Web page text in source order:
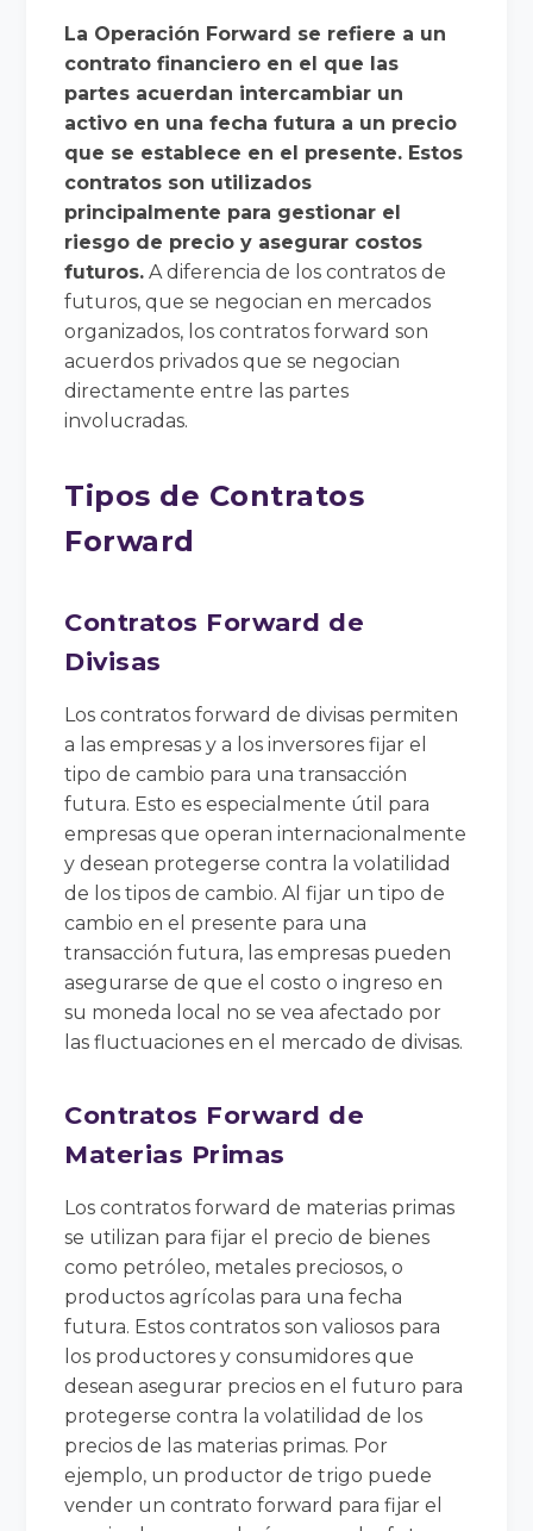
La Operación Forward se refiere a un
contrato financiero en el que las
partes acuerdan intercambiar un
activo en una fecha futura a un precio
que se establece en el presente. Estos
contratos son utilizados
principalmente para gestionar el
riesgo de precio y asegurar costos
futuros. A diferencia de los contratos de
futuros, que se negocian en mercados
organizados, los contratos forward son
acuerdos privados que se negocian
directamente entre las partes
involucradas.
Tipos de Contratos
Forward
Contratos Forward de
Divisas
Los contratos forward de divisas permiten
a las empresas y a los inversores fijar el
tipo de cambio para una transacción
futura. Esto es especialmente útil para
empresas que operan internacionalmente
y desean protegerse contra la volatilidad
de los tipos de cambio. Al fijar un tipo de
cambio en el presente para una
transacción futura, las empresas pueden
asegurarse de que el costo o ingreso en
su moneda local no se vea afectado por
las fluctuaciones en el mercado de divisas.
Contratos Forward de
Materias Primas
Los contratos forward de materias primas
se utilizan para fijar el precio de bienes
como petróleo, metales preciosos, o
productos agrícolas para una fecha
futura. Estos contratos son valiosos para
los productores y consumidores que
desean asegurar precios en el futuro para
protegerse contra la volatilidad de los
precios de las materias primas. Por
ejemplo, un productor de trigo puede
vender un contrato forward para fijar el